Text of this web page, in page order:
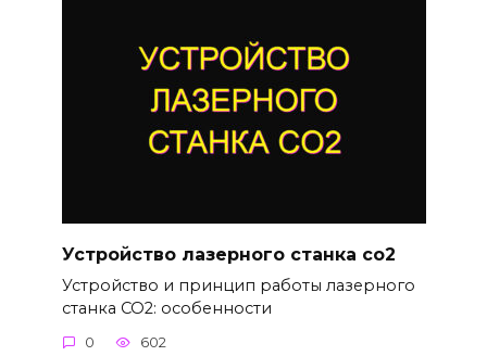
Устройство лазерного станка co2
Устройство и принцип работы лазерного
станка CO2: особенности
0 602